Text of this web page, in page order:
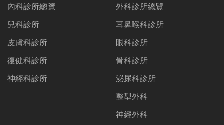
內科診所總覽
兒科診所
皮膚科診所
復健科診所
神經科診所
外科診所總覽
耳鼻喉科診所
眼科診所
骨科診所
泌尿科診所
整型外科
神經外科